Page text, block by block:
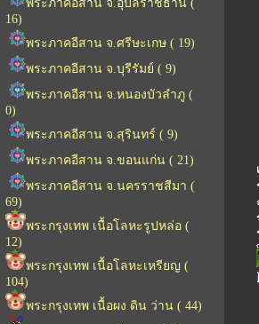
พระภาคอีสาน จ.อุบลราชธานี (
16)
พระภาคอีสาน จ.ศรีษะเกษ ( 19)
พระภาคอีสาน จ.บุรีรัมย์ ( 9)
พระภาคอีสาน จ.หนองบัวลำภู (
0)
พระภาคอีสาน จ.สุรินทร์ ( 9)
พระภาคอีสาน จ.ขอนแก่น ( 21)
พระภาคอีสาน จ.นครราชสีมา (
69)
พระกรุงเทพ เนื้อโลหะรูปหล่อ (
12)
พระกรุงเทพ เนื้อโลหะเหรียญ (
104)
พระกรุงเทพ เนื้อผง ดิน ว่าน ( 44)